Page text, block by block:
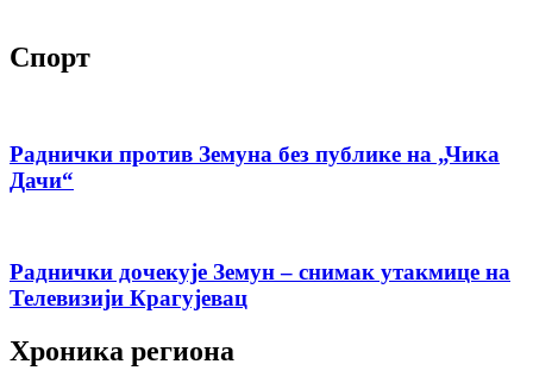
Спорт
Раднички против Земуна без публике на „Чика
Дачи“
Раднички дочекује Земун – снимак утакмице на
Телевизији Крагујевац
Хроника региона